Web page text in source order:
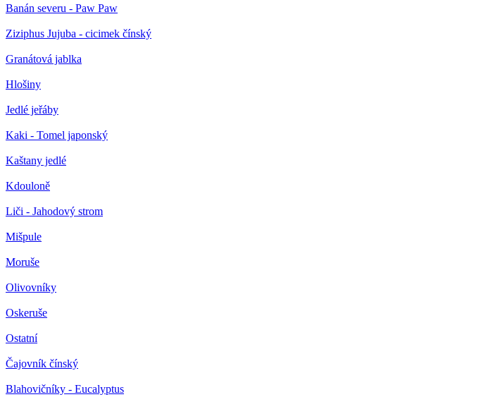
Banán severu - Paw Paw
Ziziphus Jujuba - cicimek čínský
Granátová jablka
Hlošiny
Jedlé jeřáby
Kaki - Tomel japonský
Kaštany jedlé
Kdouloně
Liči - Jahodový strom
Mišpule
Moruše
Olivovníky
Oskeruše
Ostatní
Čajovník čínský
Blahovičníky - Eucalyptus